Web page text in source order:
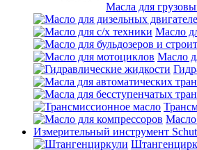
Масла для
Масло
Масло
Масло
Измерительный инструмент Schut